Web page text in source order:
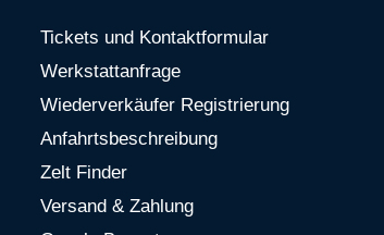
Tickets und Kontaktformular
Werkstattanfrage
Wiederverkäufer Registrierung
Anfahrtsbeschreibung
Zelt Finder
Versand & Zahlung